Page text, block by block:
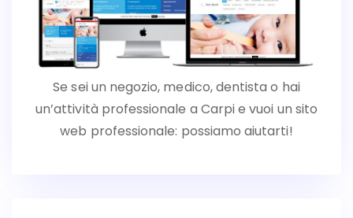
Se sei un negozio, medico, dentista o hai
un’attività professionale a Carpi e vuoi un sito
web professionale: possiamo aiutarti!